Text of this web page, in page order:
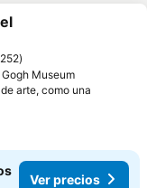
favoritos
Gogh Museum
arte, como una
Ver precios